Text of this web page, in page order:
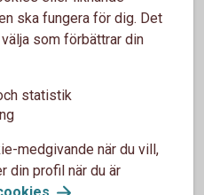
så hjälper våra rådgivare
godkännande kan
till ett bolån upp till 90 % av
att ansöka om
regler gäller vid
Bolånet får då
ska fungera för dig. Det
som förbättrar din
statistik
medgivande när du vill,
din profil när du är
.